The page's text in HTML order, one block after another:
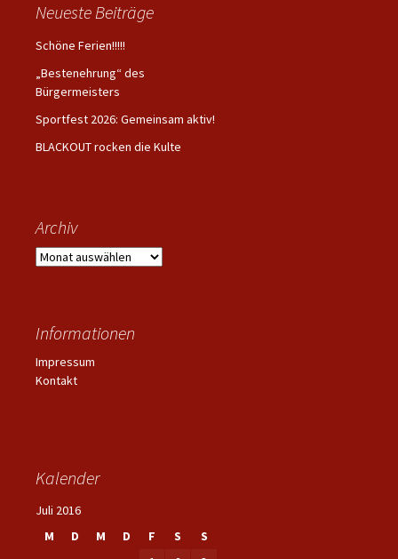
Neueste Beiträge
Schöne Ferien!!!!!
„Bestenehrung“ des
Bürgermeisters
Sportfest 2026: Gemeinsam aktiv!
BLACKOUT rocken die Kulte
Archiv
Archiv
Informationen
Impressum
Kontakt
Kalender
Juli 2016
M
D M D F S
S